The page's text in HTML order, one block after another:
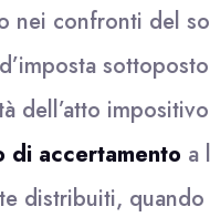
nei confronti del
dell’atto
di accertamento a
distribuiti,